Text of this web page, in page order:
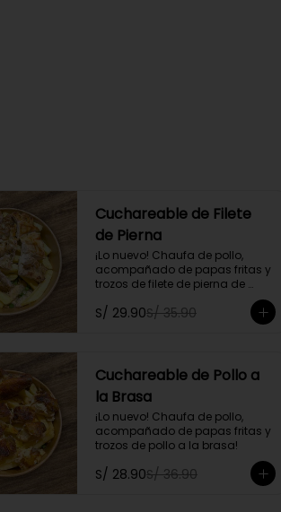
Cuchareable de Filete
de Pierna
¡Lo nuevo! Chaufa de pollo,
acompañado de papas fritas y
trozos de filete de pierna de
S/ 29.90S/ 35.90
Cuchareable de Pollo a
la Brasa
¡Lo nuevo! Chaufa de pollo,
acompañado de papas fritas y
trozos de pollo a la brasa!
S/ 28.90S/ 36.90